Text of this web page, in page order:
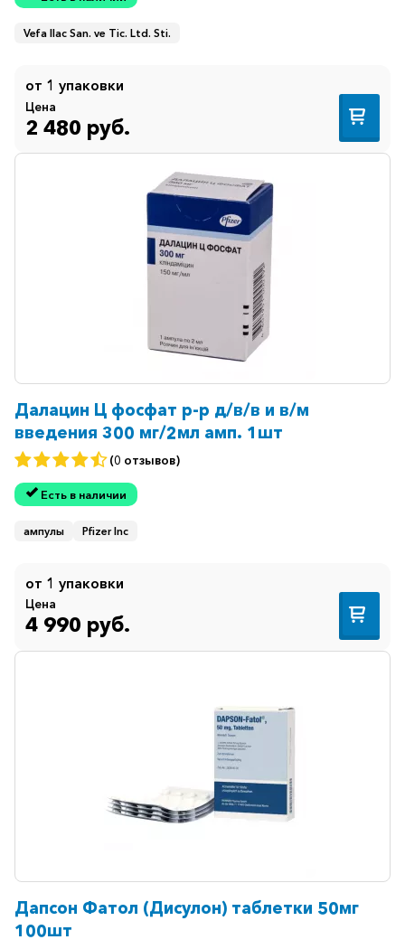
Vefa Ilac San. ve Tic. Ltd. Sti.
от 1 упаковки
Цена
2 480 руб.
Далацин Ц фосфат р-р д/в/в и в/м
введения 300 мг/2мл амп. 1шт
(0 отзывов)
Есть в наличии
ампулы Pfizer Inc
от 1 упаковки
Цена
4 990 руб.
Дапсон Фатол (Дисулон) таблетки 50мг
100шт